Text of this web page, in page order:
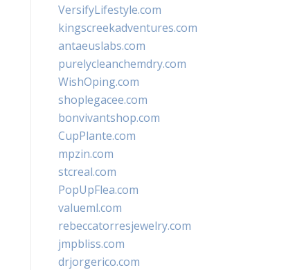
VersifyLifestyle.com
kingscreekadventures.com
antaeuslabs.com
purelycleanchemdry.com
WishOping.com
shoplegacee.com
bonvivantshop.com
CupPlante.com
mpzin.com
stcreal.com
PopUpFlea.com
valueml.com
rebeccatorresjewelry.com
jmpbliss.com
drjorgerico.com